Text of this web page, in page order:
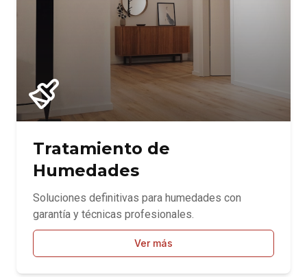
Tratamiento de
Humedades
Soluciones definitivas para humedades con
garantía y técnicas profesionales.
Ver más